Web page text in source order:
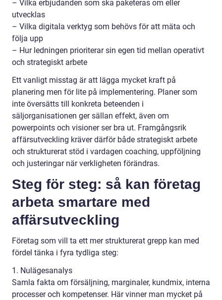
– Vilka erbjudanden som ska paketeras om eller
utvecklas
– Vilka digitala verktyg som behövs för att mäta och
följa upp
– Hur ledningen prioriterar sin egen tid mellan operativt
och strategiskt arbete
Ett vanligt misstag är att lägga mycket kraft på
planering men för lite på implementering. Planer som
inte översätts till konkreta beteenden i
säljorganisationen ger sällan effekt, även om
powerpoints och visioner ser bra ut. Framgångsrik
affärsutveckling kräver därför både strategiskt arbete
och strukturerat stöd i vardagen coaching, uppföljning
och justeringar när verkligheten förändras.
Steg för steg: så kan företag
arbeta smartare med
affärsutveckling
Företag som vill ta ett mer strukturerat grepp kan med
fördel tänka i fyra tydliga steg:
1. Nulägesanalys
Samla fakta om försäljning, marginaler, kundmix, interna
processer och kompetenser. Här vinner man mycket på